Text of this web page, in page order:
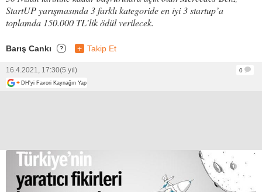
StartUP yarışmasında 3 farklı kategoride en iyi 3 startup’a
toplamda 150.000 TL’lik ödül verilecek.
Barış Cankı ? + Takip Et
16.4.2021, 17:30(5 yıl)
0
+ DH'yi Favori Kaynağın Yap